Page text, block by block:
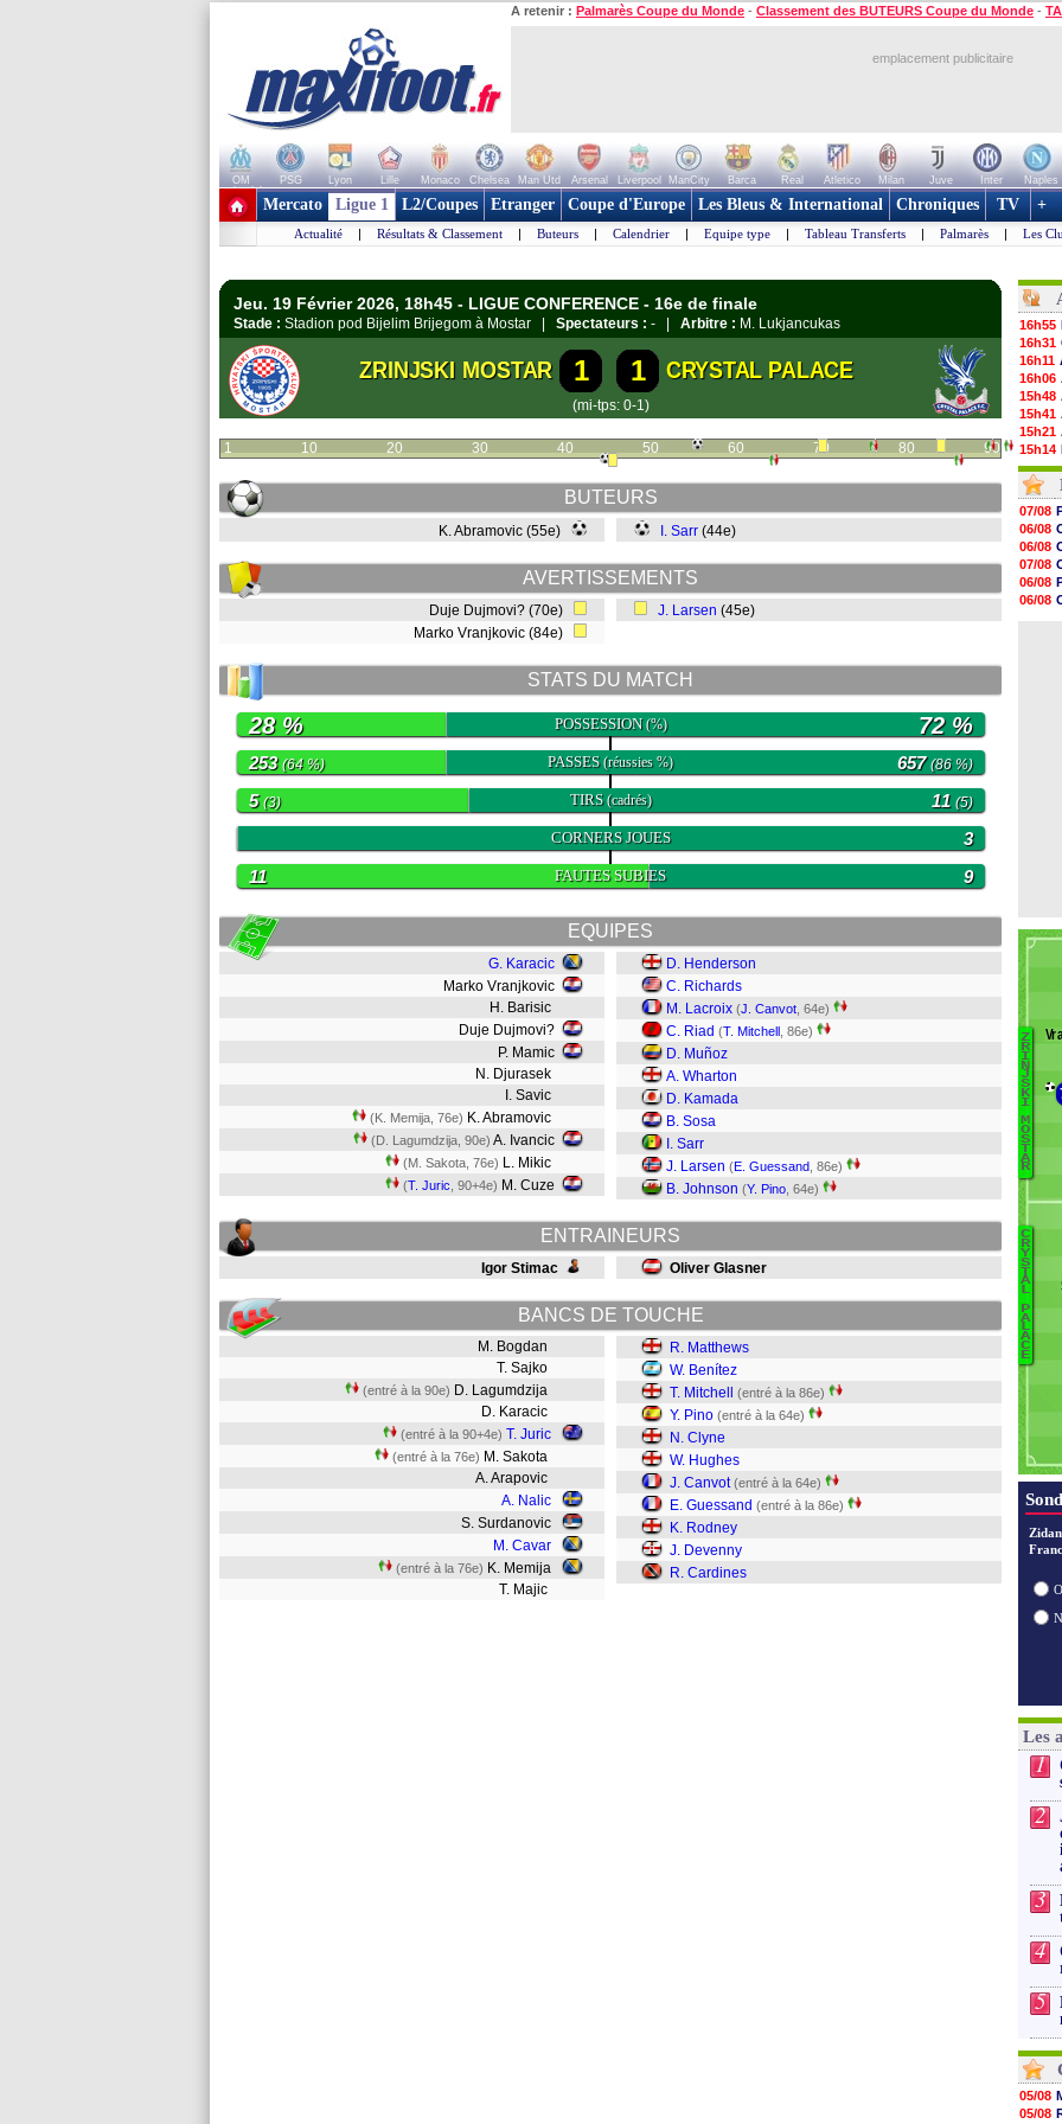
A retenir : Palmarès Coupe du Monde - Classement des BUTEURS Coupe du Monde -
emplacement publicitaire
OM PSG Lyon Lille Monaco Chelsea Man Utd Arsenal Liverpool ManCity Barca Real Atletico Milan Juve Inter Naples
+ de clubs
Mercato Ligue 1 L2/Coupes Etranger Coupe d'Europe Les Bleus & International Chroniques TV +
Actualité | Résultats & Classement | Buteurs | Calendrier | Equipe type | Tableau Transferts | Palmarès | Les
Jeu. 19 Février 2026, 18h45 - LIGUE CONFERENCE - 16e de finale
Stade : Stadion pod Bijelim Brijegom à Mostar | Spectateurs : - | Arbitre : M. Lukjancukas
ZRINJSKI MOSTAR 1 1 CRYSTAL PALACE
(mi-tps: 0-1)
1 10 20 30 40 50 60 70 80 90
BUTEURS
K. Abramovic (55e) I. Sarr (44e)
AVERTISSEMENTS
Duje Dujmovi? (70e)
Marko Vranjkovic (84e)
J. Larsen (45e)
STATS DU MATCH
POSSESSION(%)
28 % 72 %
PASSES(réussies %)
253(64 %) 657(86 %)
TIRS(cadrés)
5(3) 11 (5)
CORNERS JOUES 3
FAUTES SUBIES
11 9
EQUIPES
G. Karacic
Marko Vranjkovic
H. Barisic
Duje Dujmovi?
P. Mamic
N. Djurasek
I. Savic
(K. Memija, 76e) K. Abramovic
(D. Lagumdzija, 90e) A. Ivancic
(M. Sakota, 76e) L. Mikic
(T. Juric , 90+4e) M. Cuze
D. Henderson
C. Richards
M. Lacroix (J. Canvot , 64e)
C. Riad (T. Mitchell , 86e)
D. Muñoz
A. Wharton
D. Kamada
B. Sosa
I. Sarr
J. Larsen (E. Guessand , 86e)
B. Johnson (Y. Pino , 64e)
ENTRAINEURS
Igor Stimac Oliver Glasner
BANCS DE TOUCHE
M. Bogdan
T. Sajko
(entré à la 90e) D. Lagumdzija
D. Karacic
(entré à la 90+4e) T. Juric
(entré à la 76e) M. Sakota
A. Arapovic
A. Nalic
S. Surdanovic
M. Cavar
(entré à la 76e) K. Memija
T. Majic
R. Matthews
W. Benítez
T. Mitchell
(entré à la 86e)
Y. Pino (entré à la 64e)
N. Clyne
W. Hughes
J. Canvot (entré à la 64e)
E. Guessand (entré à la 86e)
K. Rodney
J. Devenny
R. Cardines
16h55
16h31
16h11
16h06
15h48
15h41
15h21
15h14
14h59
14h43
14h14
13h59
13h55
13h48
13h30
12h49
12h22
07/08
06/08
06/08
07/08
06/08
06/08
Z
R
I
N
J
S
K
I
M
O
S
T
A
R
C
R
Y
S
T
A
L
P
A
L
A
C
E
Les
1
2
3
4
5
05/08
05/08